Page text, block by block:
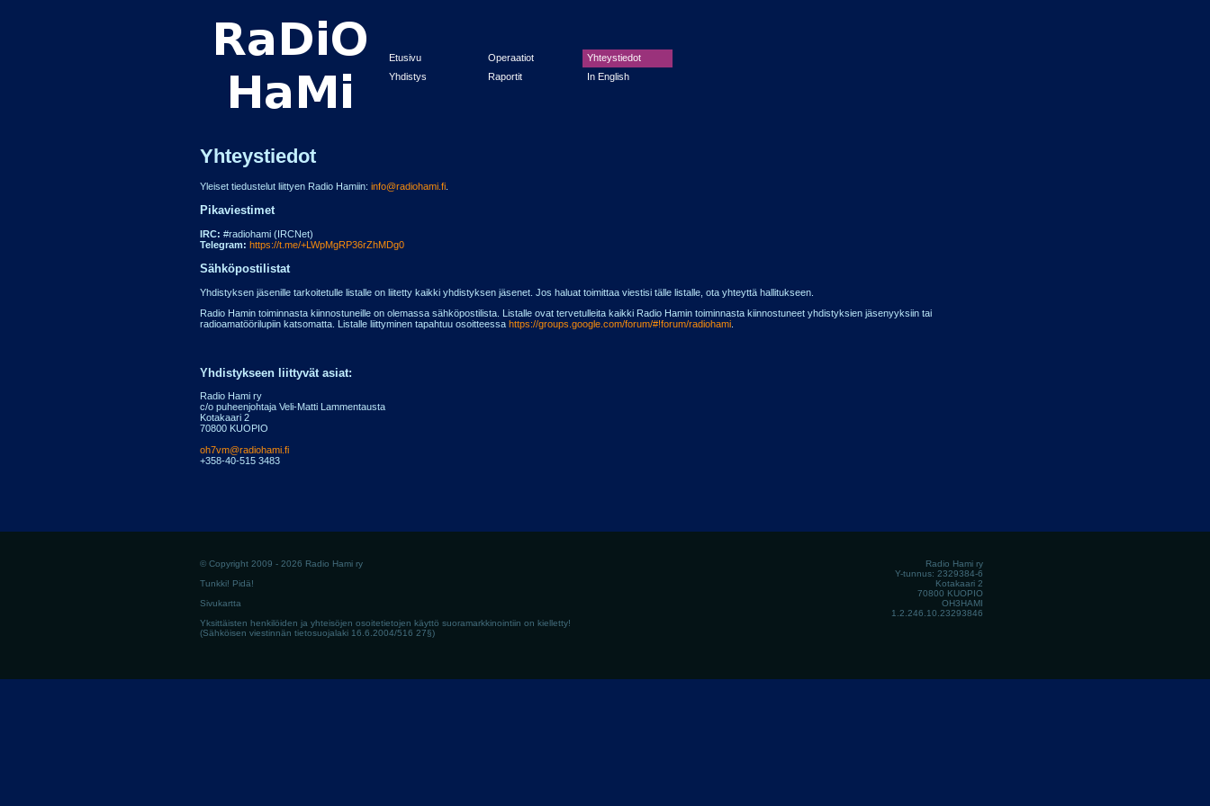
Etusivu
Yhdistys
Operaatiot
Raportit
Yhteystiedot
In English
Yhteystiedot
Yleiset tiedustelut liittyen Radio Hamiin: info@radiohami.fi.
Pikaviestimet
IRC: #radiohami (IRCNet)
Telegram: https://t.me/+LWpMgRP36rZhMDg0
Sähköpostilistat
Yhdistyksen jäsenille tarkoitetulle listalle on liitetty kaikki yhdistyksen jäsenet. Jos haluat toimittaa viestisi tälle listalle, ota yhteyttä hallitukseen.
Radio Hamin toiminnasta kiinnostuneille on olemassa sähköpostilista. Listalle ovat tervetulleita kaikki Radio Hamin toiminnasta kiinnostuneet yhdistyksien jäsenyyksiin tai
radioamatöörilupiin katsomatta. Listalle liittyminen tapahtuu osoitteessa https://groups.google.com/forum/#!forum/radiohami
Yhdistykseen liittyvät asiat:
Radio Hami ry
c/o puheenjohtaja Veli-Matti Lammentausta
Kotakaari 2
70800 KUOPIO
oh7vm@radiohami.fi
+358-40-515 3483
© Copyright 2009 - 2026 Radio Hami ry
Tunkki! Pidä!
Sivukartta
Yksittäisten henkilöiden ja yhteisöjen osoitetietojen käyttö suoramarkkinointiin on kielletty!
(Sähköisen viestinnän tietosuojalaki 16.6.2004/516 27§)
Radio Hami ry
Y-tunnus: 2329384-6
Kotakaari 2
70800 KUOPIO
OH3HAMI
1.2.246.10.23293846